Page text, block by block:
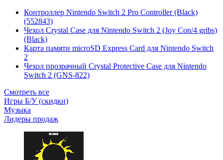
Контроллер Nintendo Switch 2 Pro Controller (Black)
(552843)
Чехол Сrystal Сase для Nintendo Switch 2 (Joy Con/4 gribs)
(Black)
Карта памяти microSD Express Card для Nintendo Switch
2
Чехол прозрачный Crystal Protective Case для Nintendo
Switch 2 (GNS-822)
Смотреть все
Игры Б/У (скидки)
Музыка
Лидеры продаж